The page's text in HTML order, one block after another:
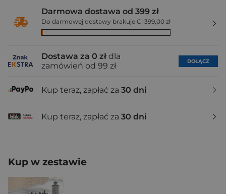
Darmowa dostawa od 399 zł
Do darmowej dostawy brakuje Ci 399,00 zł
Dostawa za 0 zł dla
zamówień od 99 zł
DOŁĄCZ
Kup teraz, zapłać za 30 dni
Kup teraz, zapłać za 30 dni
Kup w zestawie